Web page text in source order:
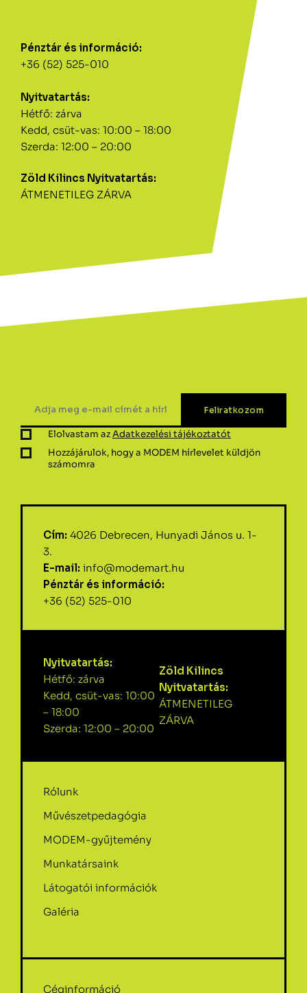
Pénztár és információ:
+36 (52) 525-010
Nyitvatartás:
Hétfő: zárva
Kedd, csüt-vas: 10:00 – 18:00
Szerda: 12:00 – 20:00
Zöld Kilincs Nyitvatartás:
ÁTMENETILEG ZÁRVA
Elolvastam azAdatkezelési tájékoztatót
Hozzájárulok, hogy a MODEM hírlevelet küldjön
számomra
Cím: 4026 Debrecen, Hunyadi János u. 1-
3.
E-mail: info@modemart.hu
Pénztár és információ:
+36 (52) 525-010
Nyitvatartás:
Hétfő: zárva
Kedd, csüt-vas: 10:00
– 18:00
Szerda: 12:00 – 20:00
Zöld Kilincs
Nyitvatartás:
ÁTMENETILEG
ZÁRVA
Rólunk
Művészetpedagógia
MODEM-gyűjtemény
Munkatársaink
Látogatói információk
Galéria
Céginformáció